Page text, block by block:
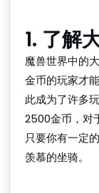
1. 了解
魔兽世界中的
金币的玩家才
此成为了许多
2500金币，对
只要你有一定
羡慕的坐骑。